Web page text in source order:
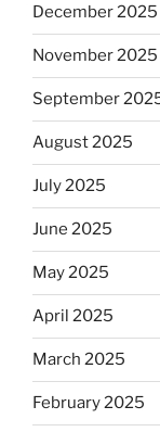
December 2025
November 2025
September
August 2025
July 2025
June 2025
May 2025
April 2025
March 2025
February 2025